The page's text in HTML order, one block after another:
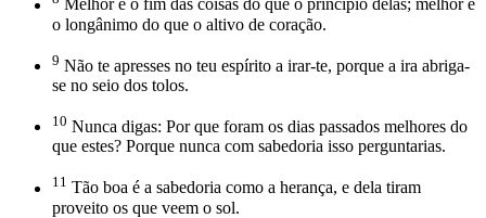
Melhor é o fim das coisas do que o princípio delas; melhor é
o longânimo do que o altivo de coração.
9 Não te apresses no teu espírito a irar-te, porque a ira abriga-
se no seio dos tolos.
10 Nunca digas: Por que foram os dias passados melhores do
que estes? Porque nunca com sabedoria isso perguntarias.
11 Tão boa é a sabedoria como a herança, e dela tiram
proveito os que veem o sol.